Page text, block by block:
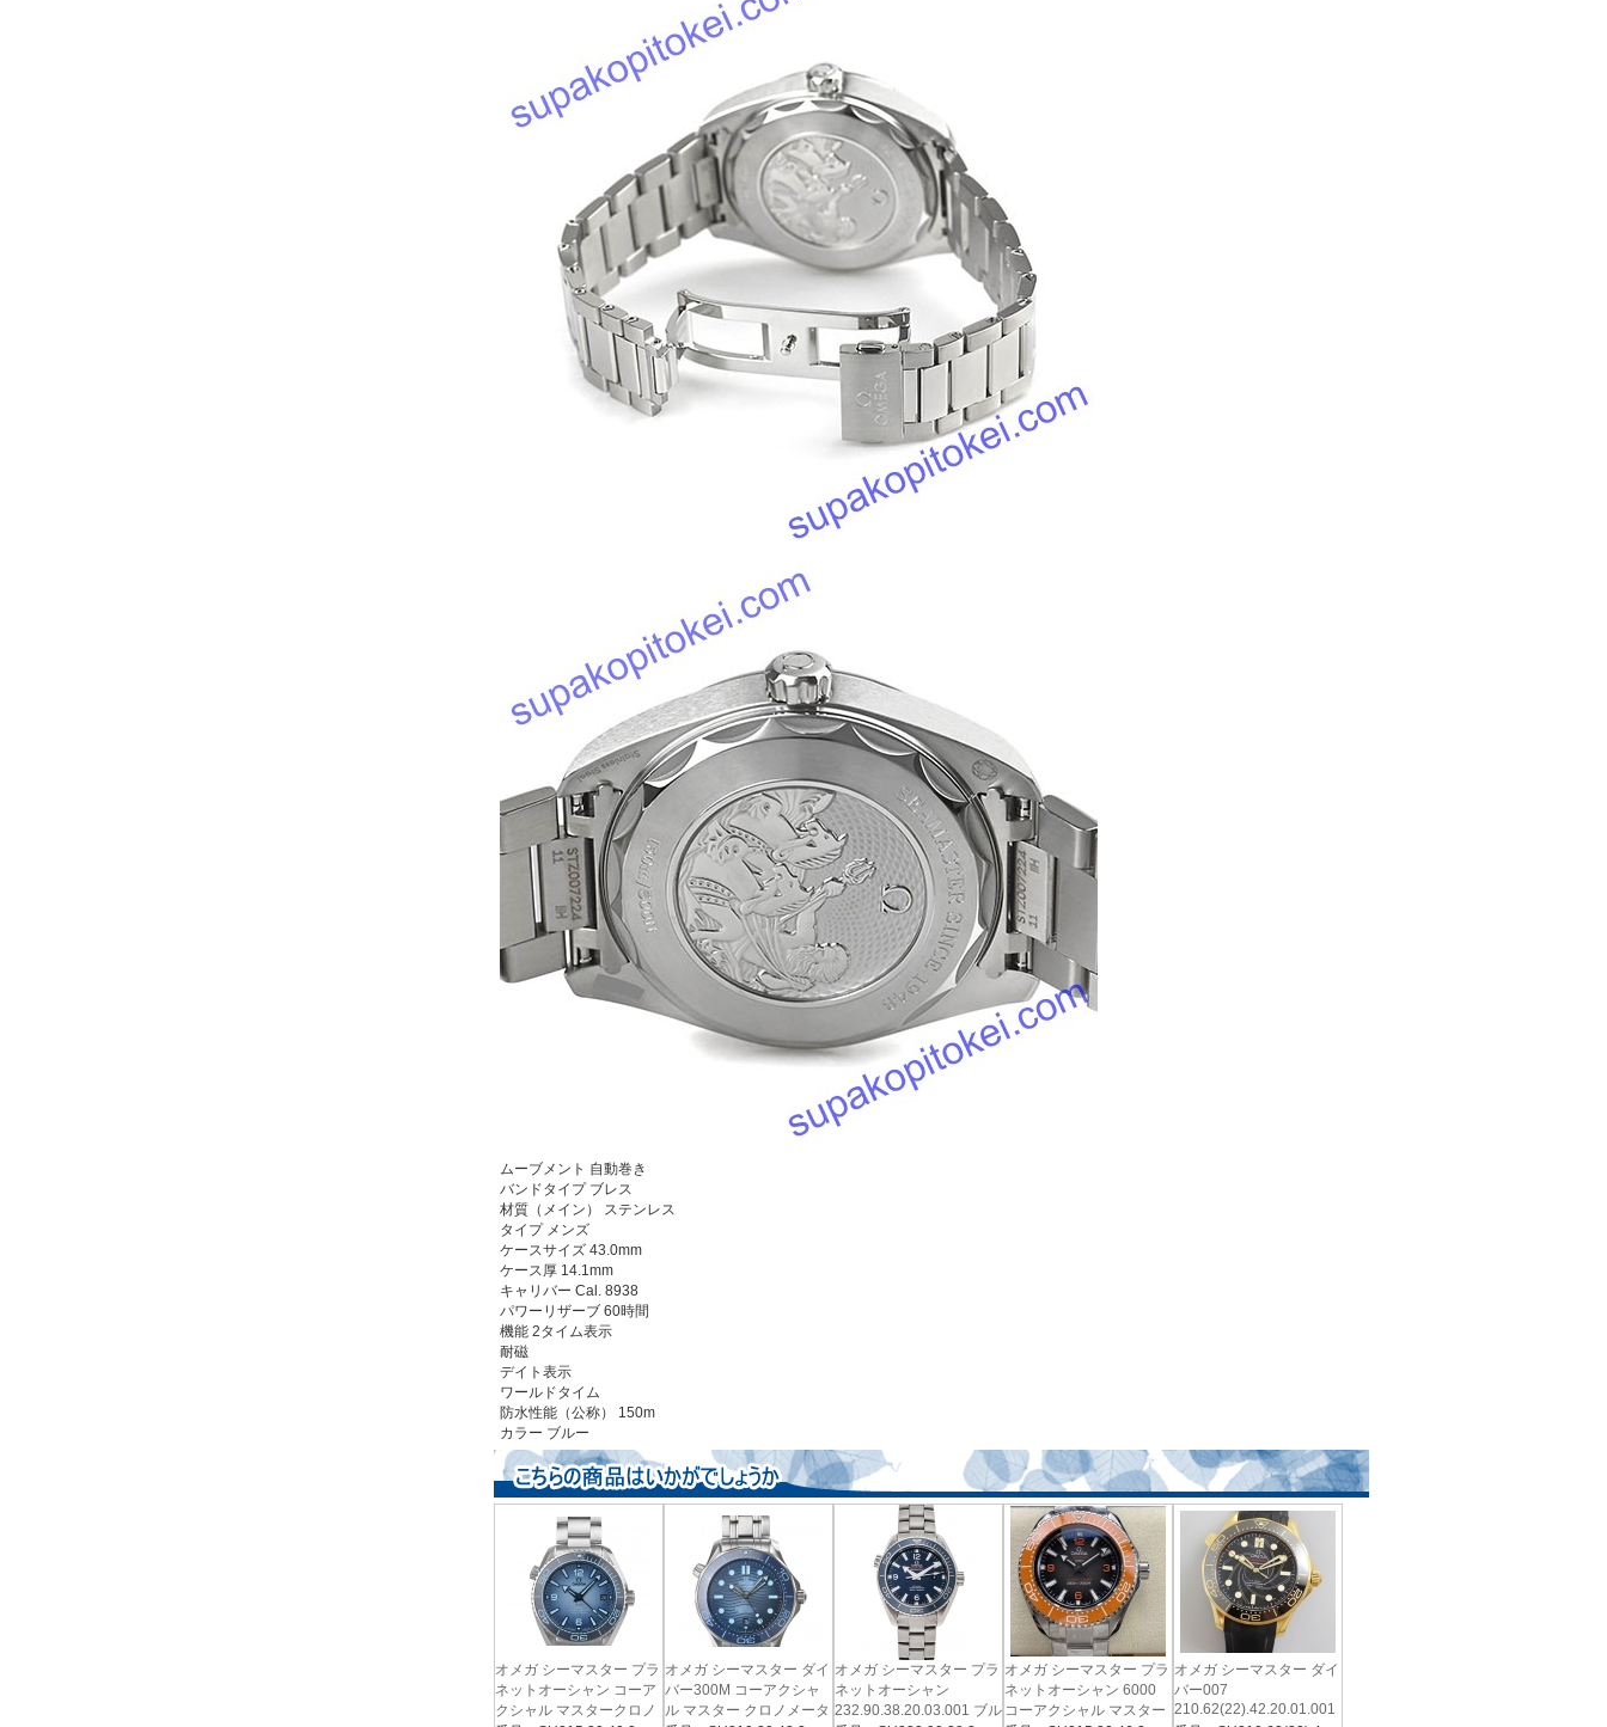
ムーブメント 自動巻き
バンドタイプ ブレス
材質（メイン） ステンレス
タイプ メンズ
ケースサイズ 43.0mm
ケース厚 14.1mm
キャリバー Cal. 8938
パワーリザーブ 60時間
機能 2タイム表示
耐磁
デイト表示
ワールドタイム
防水性能（公称） 150m
カラー ブルー
オメガ シーマスター プラ
ネットオーシャン コーア
クシャル マスタークロノ
オメガ シーマスター ダイ
バー300M コーアクシャ
ル マスター クロノメータ
オメガ シーマスター プラ
ネットオーシャン
232.90.38.20.03.001 ブル
オメガ シーマスター プラ
ネットオーシャン 6000
コーアクシャル マスター
オメガ シーマスター ダイ
バー007
210.62(22).42.20.01.001